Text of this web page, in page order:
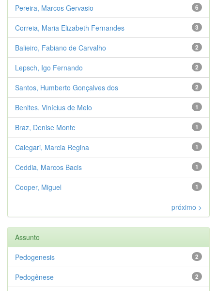
6
Pereira, Marcos Gervasio
3
Correia, Maria Elizabeth Fernandes
2
Balieiro, Fabiano de Carvalho
2
Lepsch, Igo Fernando
2
Santos, Humberto Gonçalves dos
1
Benites, Vinícius de Melo
1
Braz, Denise Monte
1
Calegari, Marcia Regina
1
Ceddia, Marcos Bacis
1
Cooper, Miguel
próximo >
Assunto
2
Pedogenesis
2
Pedogênese